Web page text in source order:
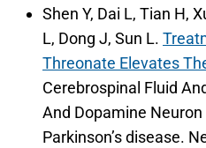
Shen Y, Dai L, Tian H,
L, Dong J, Sun L.
Threonate Elevates
Cerebrospinal Fluid
And Dopamine
Parkinson’s disease.